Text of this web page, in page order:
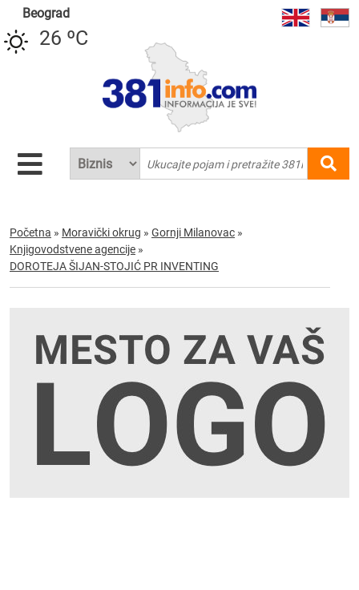
Beograd
26 ºC
Početna » Moravički okrug » Gornji Milanovac »
Knjigovodstvene agencije »
DOROTEJA ŠIJAN-STOJIĆ PR INVENTING